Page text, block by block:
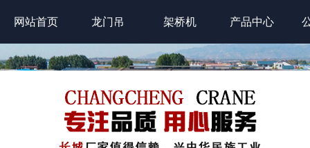
网站首页 龙门吊 架桥机 产品中心